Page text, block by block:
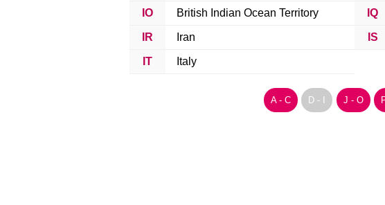
IO British Indian Ocean Territory IQ
IR Iran IS
IT Italy
A - C D - I J - O